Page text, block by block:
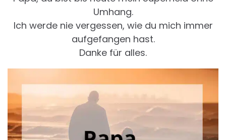
Umhang.
Ich werde nie vergessen, wie du mich immer
aufgefangen hast.
Danke für alles.